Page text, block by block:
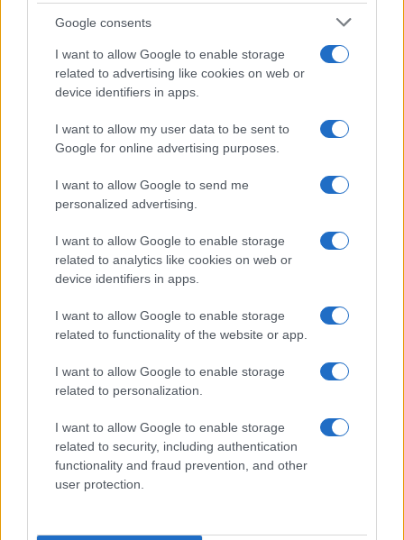
Google consents
I want to allow Google to enable storage
related to advertising like cookies on web or
device identifiers in apps.
I want to allow my user data to be sent to
Google for online advertising purposes.
I want to allow Google to send me
personalized advertising.
I want to allow Google to enable storage
related to analytics like cookies on web or
device identifiers in apps.
I want to allow Google to enable storage
related to functionality of the website or app.
I want to allow Google to enable storage
related to personalization.
I want to allow Google to enable storage
related to security, including authentication
functionality and fraud prevention, and other
user protection.